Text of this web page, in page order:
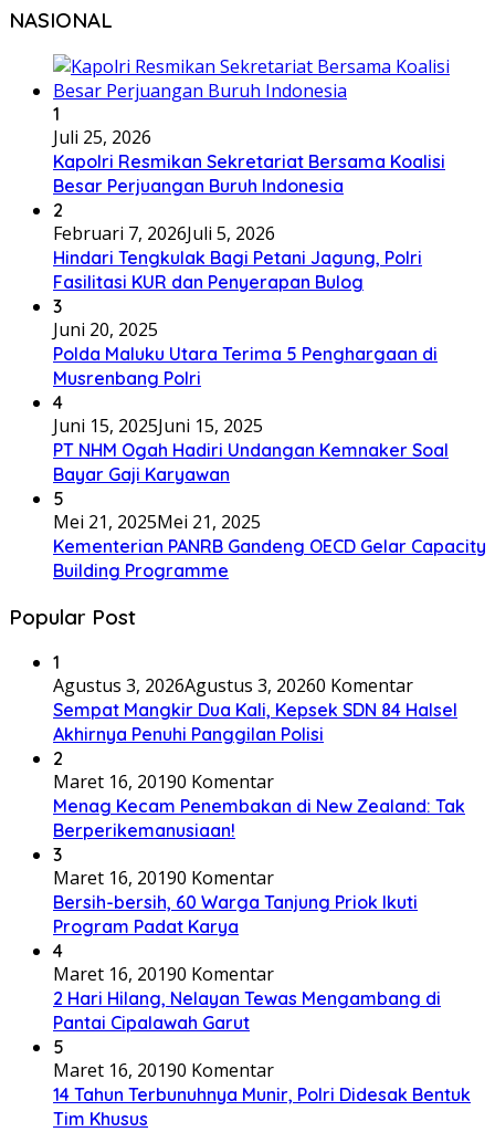
NASIONAL
1
Juli 25, 2026
Kapolri Resmikan Sekretariat Bersama Koalisi
Besar Perjuangan Buruh Indonesia
2
Februari 7, 2026Juli 5, 2026
Hindari Tengkulak Bagi Petani Jagung, Polri
Fasilitasi KUR dan Penyerapan Bulog
3
Juni 20, 2025
Polda Maluku Utara Terima 5 Penghargaan di
Musrenbang Polri
4
Juni 15, 2025Juni 15, 2025
PT NHM Ogah Hadiri Undangan Kemnaker Soal
Bayar Gaji Karyawan
5
Mei 21, 2025Mei 21, 2025
Kementerian PANRB Gandeng OECD Gelar Capacity
Building Programme
Popular Post
1
Agustus 3, 2026Agustus 3, 20260 Komentar
Sempat Mangkir Dua Kali, Kepsek SDN 84 Halsel
Akhirnya Penuhi Panggilan Polisi
2
Maret 16, 20190 Komentar
Menag Kecam Penembakan di New Zealand: Tak
Berperikemanusiaan!
3
Maret 16, 20190 Komentar
Bersih-bersih, 60 Warga Tanjung Priok Ikuti
Program Padat Karya
4
Maret 16, 20190 Komentar
2 Hari Hilang, Nelayan Tewas Mengambang di
Pantai Cipalawah Garut
5
Maret 16, 20190 Komentar
14 Tahun Terbunuhnya Munir, Polri Didesak Bentuk
Tim Khusus